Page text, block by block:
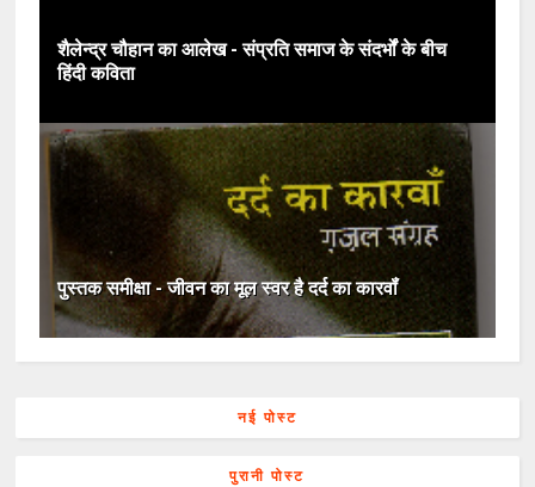
शैलेन्द्र चौहान का आलेख - संप्रति समाज के संदर्भों के बीच
हिंदी कविता
पुस्तक समीक्षा - जीवन का मूल स्वर है दर्द का कारवॉं
नई पोस्ट
पुरानी पोस्ट